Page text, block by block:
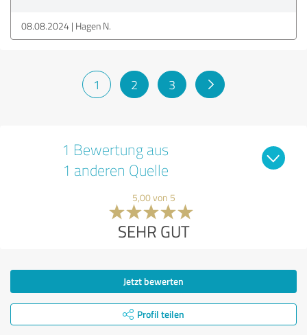
08.08.2024 Hagen N.
1 2 3
1 Bewertung aus
1 anderen Quelle
5,00 von 5
SEHR GUT
Jetzt bewerten
Profil teilen